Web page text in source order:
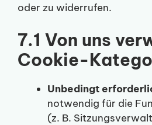
oder zu widerrufen.
7.1 Von uns
Cookie-
Unbedingt
notwendig für die
(z. B.